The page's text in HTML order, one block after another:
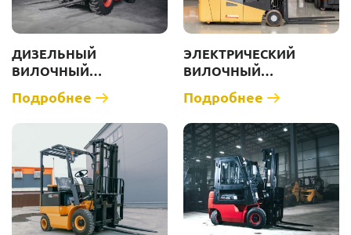
ДИЗЕЛЬНЫЙ
ВИЛОЧНЫЙ
ПОГРУЗЧИК ZAUBERG
DS35-I 4WD [Г/П 3500 КГ]
Подробнее
ЭЛЕКТРИЧЕСКИЙ
ВИЛОЧНЫЙ
ПОГРУЗЧИК ZAUBERG
EN12 [Г/П 1200 КГ]
Подробнее